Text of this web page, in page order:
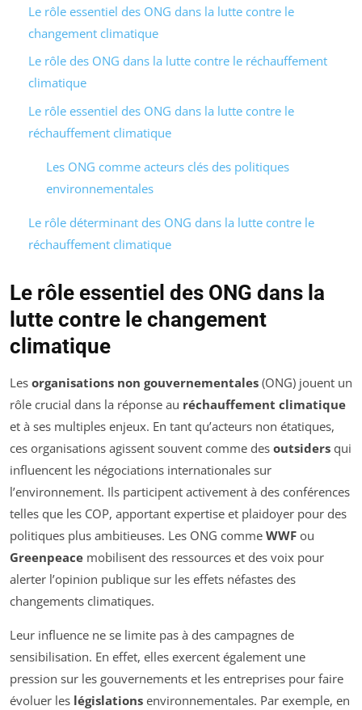
Le rôle essentiel des ONG dans la lutte contre le
changement climatique
Le rôle des ONG dans la lutte contre le réchauffement
climatique
Le rôle essentiel des ONG dans la lutte contre le
réchauffement climatique
Les ONG comme acteurs clés des politiques
environnementales
Le rôle déterminant des ONG dans la lutte contre le
réchauffement climatique
Le rôle essentiel des ONG dans la
lutte contre le changement
climatique
Les organisations non gouvernementales (ONG) jouent un
rôle crucial dans la réponse au réchauffement climatique
et à ses multiples enjeux. En tant qu’acteurs non étatiques,
ces organisations agissent souvent comme des outsiders qui
influencent les négociations internationales sur
l’environnement. Ils participent activement à des conférences
telles que les COP, apportant expertise et plaidoyer pour des
politiques plus ambitieuses. Les ONG comme WWF ou
Greenpeace mobilisent des ressources et des voix pour
alerter l’opinion publique sur les effets néfastes des
changements climatiques.
Leur influence ne se limite pas à des campagnes de
sensibilisation. En effet, elles exercent également une
pression sur les gouvernements et les entreprises pour faire
évoluer les législations environnementales. Par exemple, en